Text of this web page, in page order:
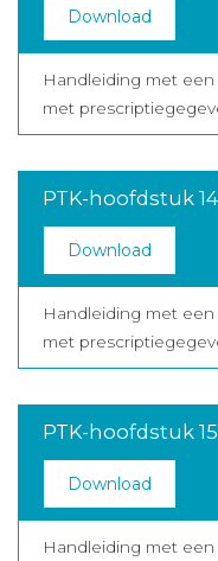
Download
Handleiding met
met
PTK-hoofdstuk
Download
Handleiding met
met
PTK-hoofdstuk
Download
Handleiding met